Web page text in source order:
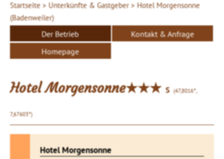
Startseite > Unterkünfte & Gastgeber > Hotel Morgensonne
(Badenweiler)
Der Betrieb
Kontakt & Anfrage
Homepage
Hotel Morgensonne★★★S (47,8016°,
7,67603°)
Hotel Morgensonne